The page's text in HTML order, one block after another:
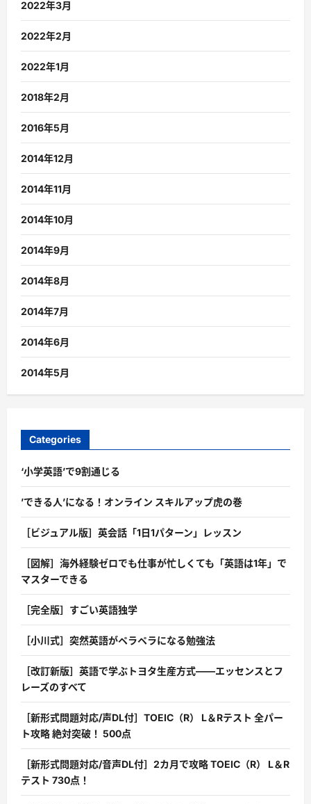
2022年3月
2022年2月
2022年1月
2018年2月
2016年5月
2014年12月
2014年11月
2014年10月
2014年9月
2014年8月
2014年7月
2014年6月
2014年5月
Categories
‘小学英語’で9割通じる
’できる人’になる！オンライン スキルアップ虎の巻
［ビジュアル版］英会話「1日1パターン」レッスン
［図解］海外経験ゼロでも仕事が忙しくても「英語は1年」で
マスターできる
［完全版］すごい英語独学
［小川式］突然英語がペラペラになる勉強法
［改訂新版］英語で学ぶトヨタ生産方式――エッセンスとフ
レーズのすべて
［新形式問題対応/声DL付］TOEIC（R） L＆Rテスト 全パー
ト攻略 絶対突破！ 500点
［新形式問題対応/音声DL付］2カ月で攻略 TOEIC（R） L＆R
テスト 730点！